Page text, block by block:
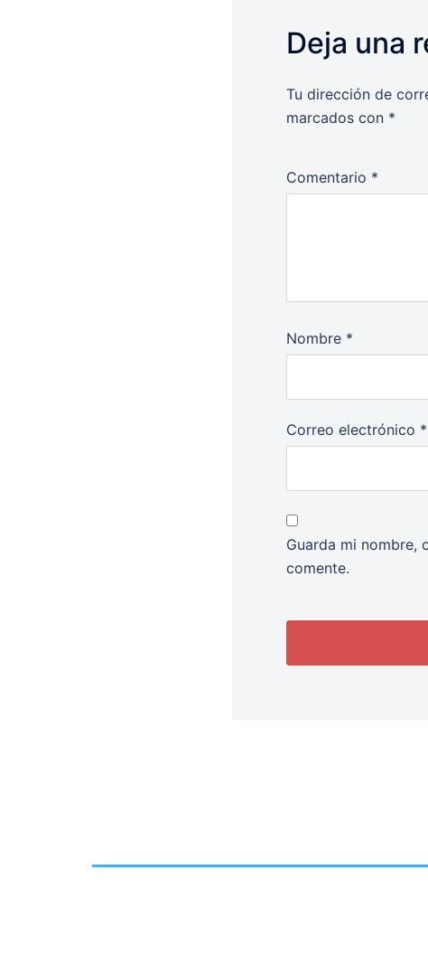
Deja una
Tu dirección de
marcados con *
Comentario *
Nombre *
Correo electrónico *
Guarda mi nombre,
comente.